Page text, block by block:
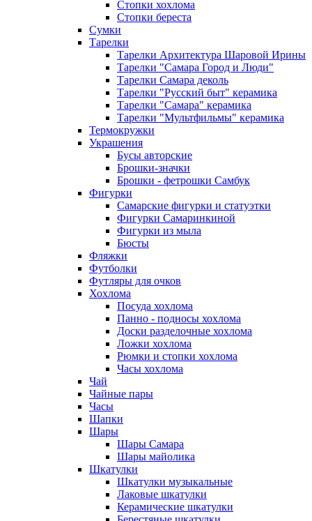
Стопки хохлома
Стопки береста
Сумки
Тарелки
Тарелки Архитектура Шаровой Ирины
Тарелки "Самара Город и Люди"
Тарелки Самара деколь
Тарелки "Русский быт" керамика
Тарелки "Самара" керамика
Тарелки "Мультфильмы" керамика
Термокружки
Украшения
Бусы авторские
Брошки-значки
Брошки - фетрошки Самбук
Фигурки
Самарские фигурки и статуэтки
Фигурки Самаринкиной
Фигурки из мыла
Бюсты
Фляжки
Футболки
Футляры для очков
Хохлома
Посуда хохлома
Панно - подносы хохлома
Доски разделочные хохлома
Ложки хохлома
Рюмки и стопки хохлома
Часы хохлома
Чай
Чайные пары
Часы
Шапки
Шары
Шары Самара
Шары майолика
Шкатулки
Шкатулки музыкальные
Лаковые шкатулки
Керамические шкатулки